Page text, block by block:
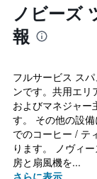
ノビーズ
報
フルサービス ス
ンです。共用エリ
およびマネジャー
す。 その他の設
でのコーヒー / テ
ります。 ノヴィ
房と扇風機を...
さらに表示